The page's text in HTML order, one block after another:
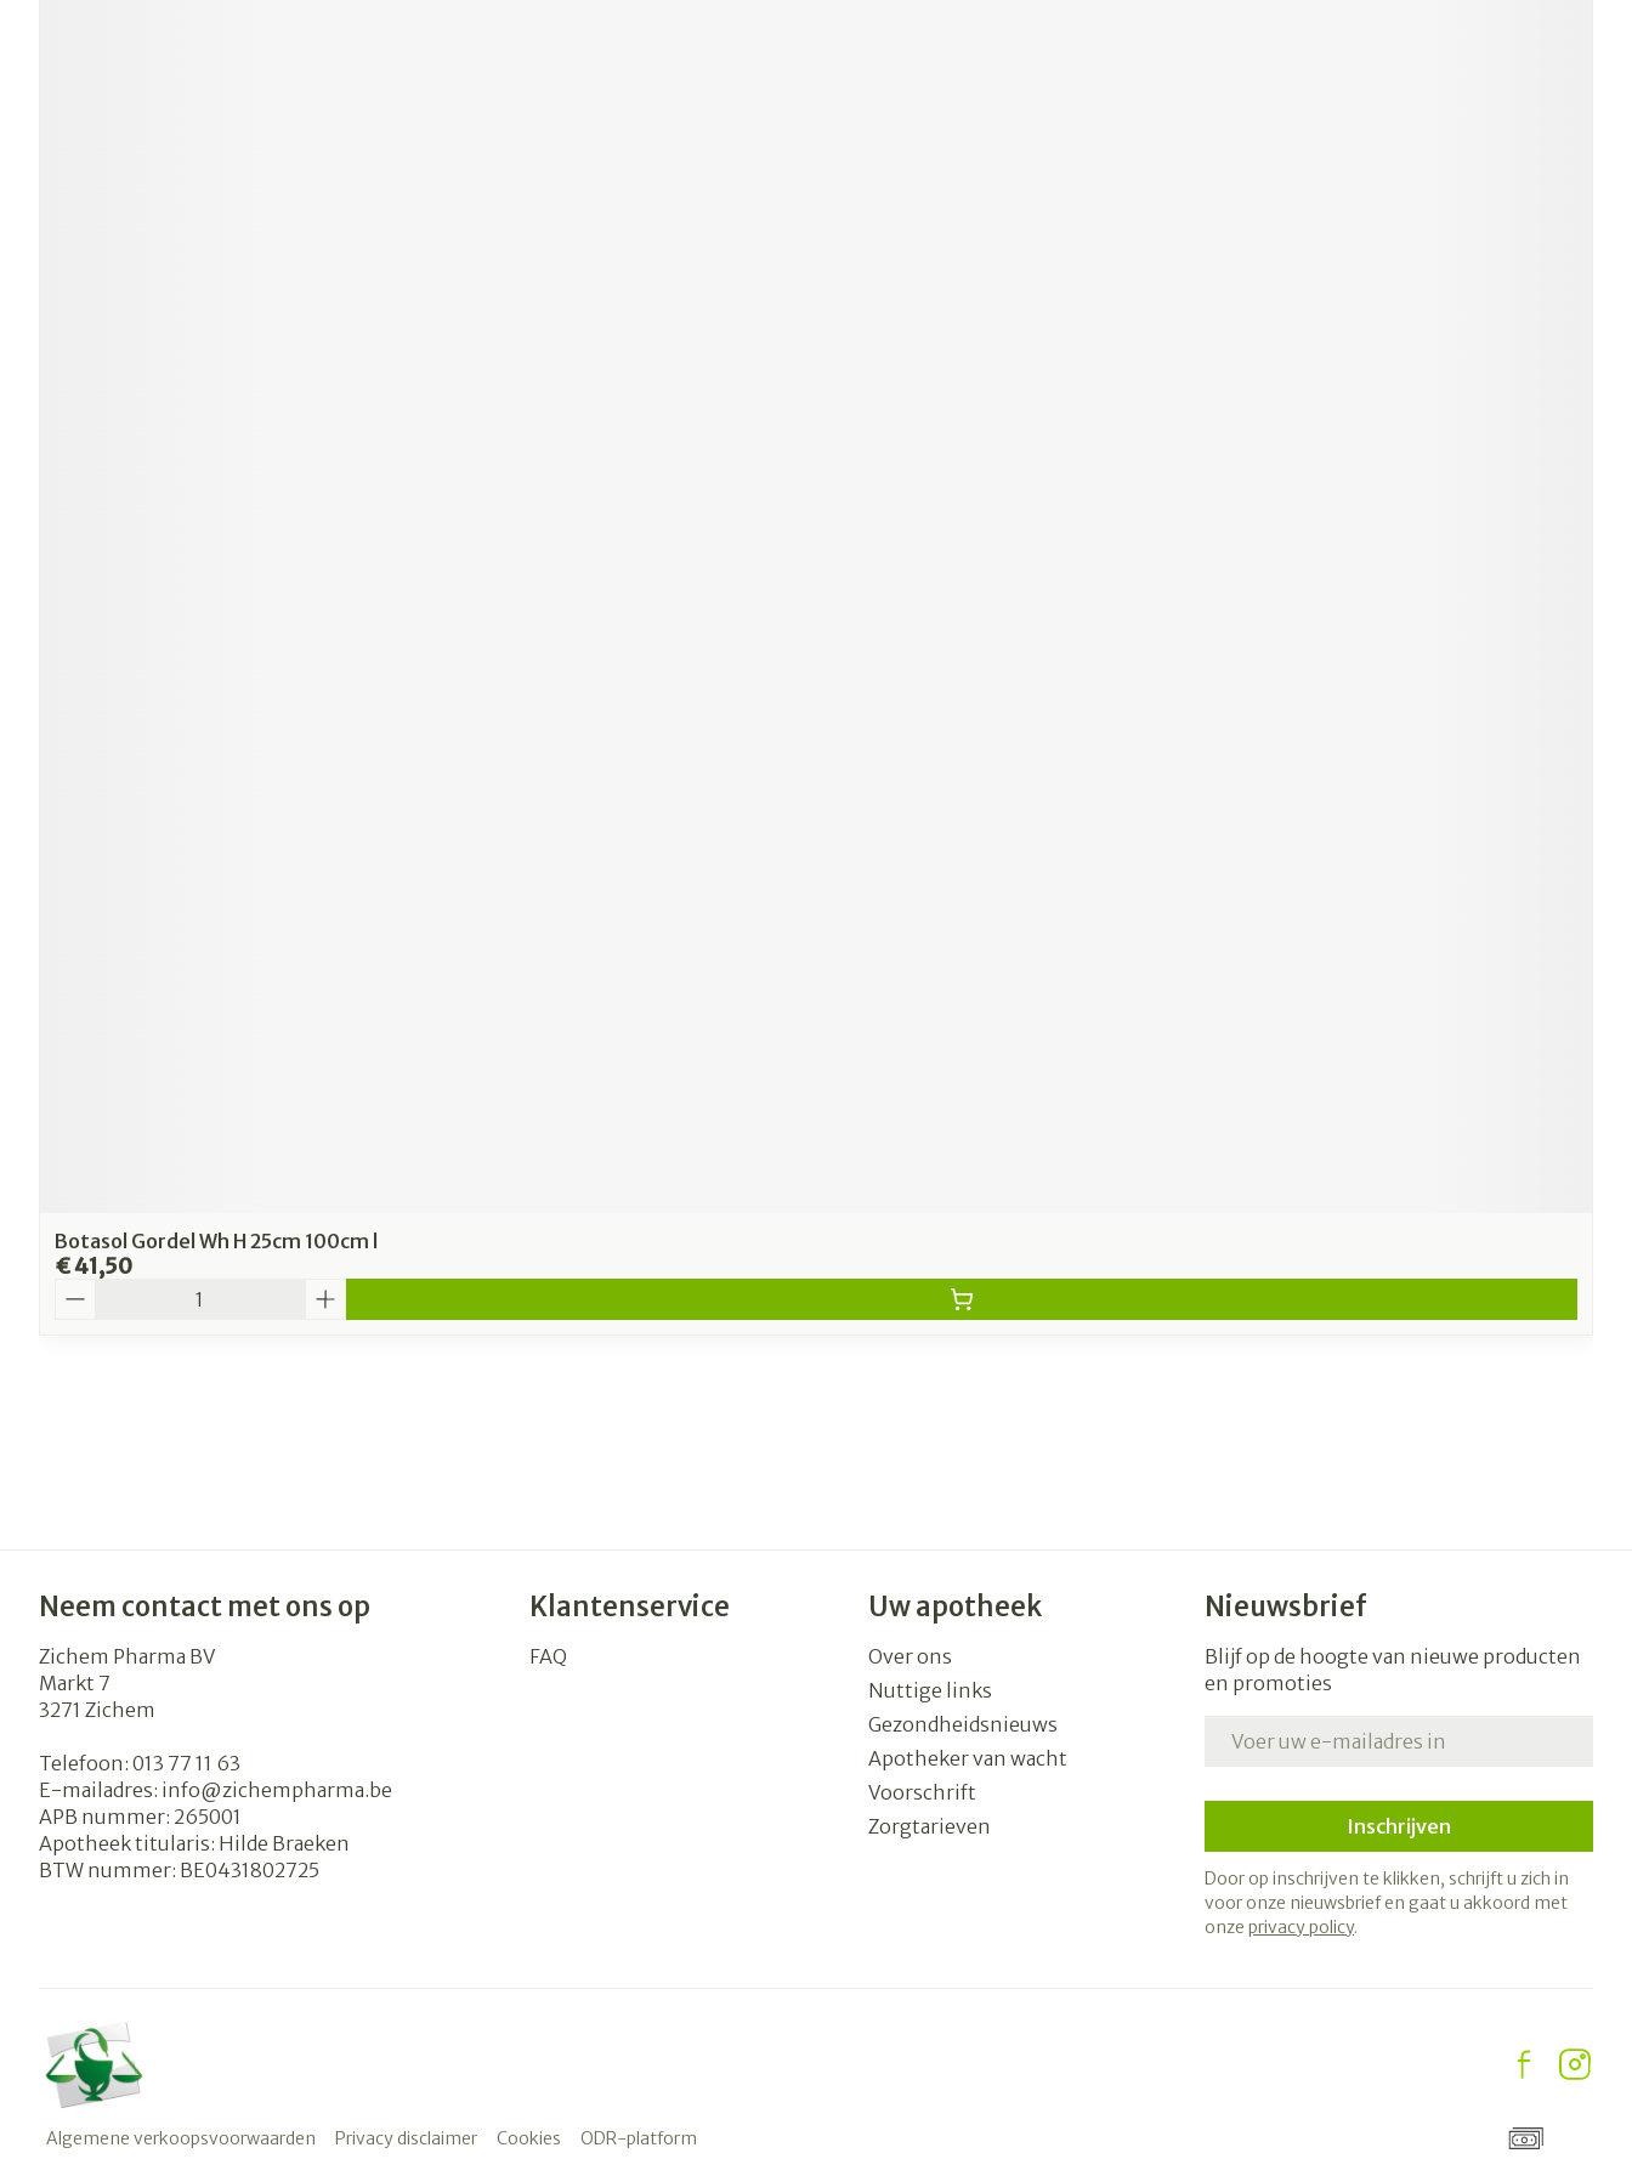
Botasol Gordel Wh H 25cm 100cm l
€ 41,50
Neem contact met ons op
Zichem Pharma BV
Markt 7
3271 Zichem
Telefoon: 013 77 11 63
E-mailadres: info@zichempharma.be
APB nummer: 265001
Apotheek titularis: Hilde Braeken
BTW nummer: BE0431802725
Klantenservice
FAQ
Uw apotheek
Over ons
Nuttige links
Gezondheidsnieuws
Apotheker van wacht
Voorschrift
Zorgtarieven
Nieuwsbrief
Blijf op de hoogte van nieuwe producten
en promoties
Inschrijven
Door op inschrijven te klikken, schrijft u zich in
voor onze nieuwsbrief en gaat u akkoord met
onze privacy policy.
Algemene verkoopsvoorwaarden Privacy disclaimer Cookies ODR-platform